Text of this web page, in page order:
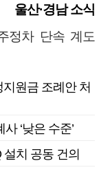
울산·경남 소식
정차 단속 계도
원금 조례안 처
‘낮은 수준’
치 공동 건의